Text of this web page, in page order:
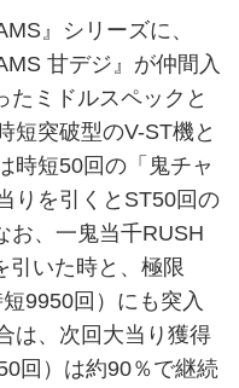
』シリーズに、
甘デジ』が仲間入
たミドルスペックと
短突破型のV-ST機と
時短50回の「鬼チャ
りを引くとST50回の
お、一鬼当千RUSH
引いた時と、極限
9950回）にも突入
は、次回大当り獲得
回）は約90％で継続